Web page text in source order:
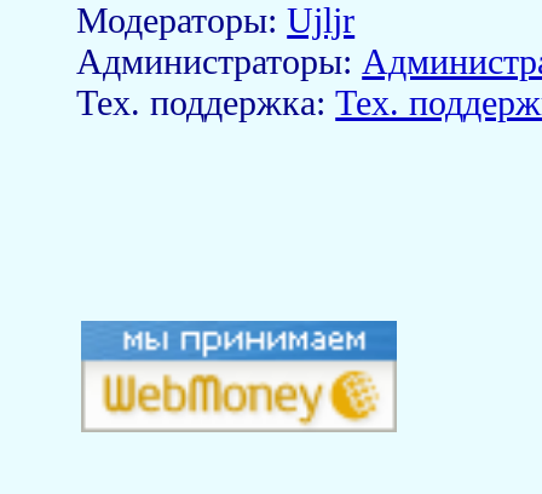
Модераторы:Ujljr
Aдминистраторы:
Тех. поддержка:Тех.